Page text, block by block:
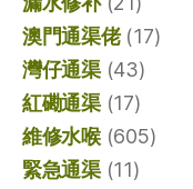
澳門通渠佬(17)
灣仔通渠(43)
紅磡通渠(17)
維修水喉(605)
緊急通渠(11)